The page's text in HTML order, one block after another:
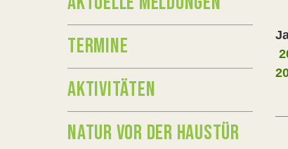
TERMINE
AKTIVITÄTEN
NATUR VOR DER HAUSTÜR